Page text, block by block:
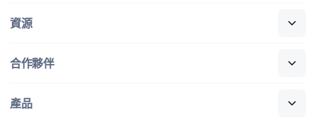
資源
合作​夥伴
產品